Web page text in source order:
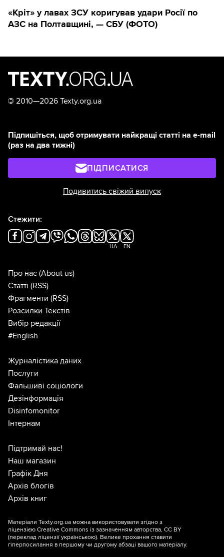
«Кріт» у лавах ЗСУ коригував удари Росії по
АЗС на Полтавщині, — СБУ (ФОТО)
© 2010—2026 Texty.org.ua
Підпишіться, щоб отримувати найкращі статті на e-mail
(раз на два тижні)
ПІДПИСАТИСЯ
Подивитись свіжий випуск
Стежити:
UA EN
Про нас (About us)
Статті (RSS)
Фрагменти (RSS)
Розсилки Текстів
Вибір редакції
#English
Журналістика даних
Послуги
Фальшиві соціологи
Дезінформація
Disinfomonitor
Інтернам
Підтримай нас!
Наш магазин
Графік Дня
Архів блогів
Архів книг
Матеріали Texty.org.ua можна використовувати згідно з
ліцензією Creative Commons із зазначенням авторства, CC BY
(переклад ліцензії українською). Велике прохання ставити
гіперпосилання в першому чи другому абзаці вашого матеріалу.